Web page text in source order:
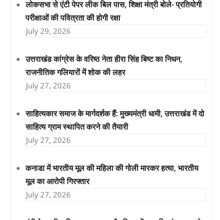
लोकसभा से एंटी पेपर लीक बिल पास, शिक्षा मंत्री बोले- प्रतियोगी
परीक्षाओं की पवित्रता की होगी रक्षा
July 29, 2026
उत्तराखंड कांग्रेस के वरिष्ठ नेता हीरा सिंह बिष्ट का निधन,
राजनीतिक गलियारों में शोक की लहर
July 27, 2026
साहित्यकार समाज के मार्गदर्शक हैं: मुख्यमंत्री धामी, उत्तराखंड में दो
साहित्य ग्राम स्थापित करने की तैयारी
July 27, 2026
कनाडा में भारतीय मूल की महिला की गोली मारकर हत्या, भारतीय
मूल का आरोपी गिरफ्तार
July 27, 2026